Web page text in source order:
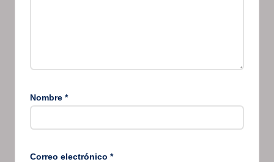
Nombre *
Correo electrónico *